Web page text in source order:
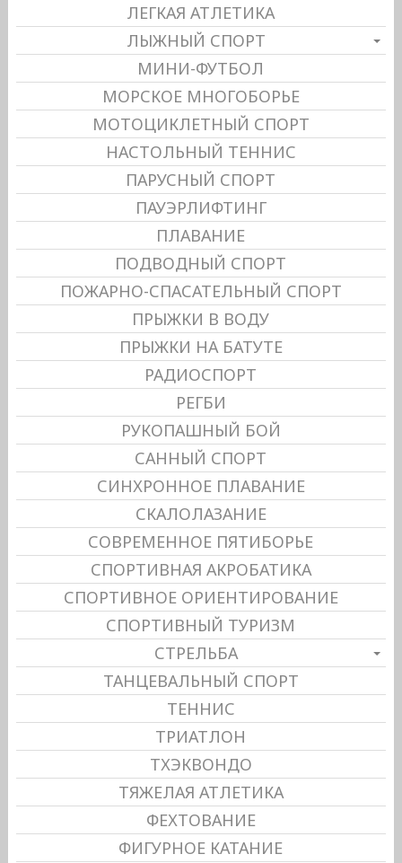
ЛЕГКАЯ АТЛЕТИКА
ЛЫЖНЫЙ СПОРТ
МИНИ-ФУТБОЛ
МОРСКОЕ МНОГОБОРЬЕ
МОТОЦИКЛЕТНЫЙ СПОРТ
НАСТОЛЬНЫЙ ТЕННИС
ПАРУСНЫЙ СПОРТ
ПАУЭРЛИФТИНГ
ПЛАВАНИЕ
ПОДВОДНЫЙ СПОРТ
ПОЖАРНО-СПАСАТЕЛЬНЫЙ СПОРТ
ПРЫЖКИ В ВОДУ
ПРЫЖКИ НА БАТУТЕ
РАДИОСПОРТ
РЕГБИ
РУКОПАШНЫЙ БОЙ
САННЫЙ СПОРТ
СИНХРОННОЕ ПЛАВАНИЕ
СКАЛОЛАЗАНИЕ
СОВРЕМЕННОЕ ПЯТИБОРЬЕ
СПОРТИВНАЯ АКРОБАТИКА
СПОРТИВНОЕ ОРИЕНТИРОВАНИЕ
СПОРТИВНЫЙ ТУРИЗМ
СТРЕЛЬБА
ТАНЦЕВАЛЬНЫЙ СПОРТ
ТЕННИС
ТРИАТЛОН
ТХЭКВОНДО
ТЯЖЕЛАЯ АТЛЕТИКА
ФЕХТОВАНИЕ
ФИГУРНОЕ КАТАНИЕ